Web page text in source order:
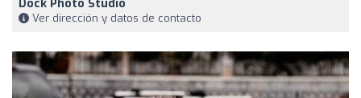
Dock Photo Studio
Ver dirección y datos de contacto